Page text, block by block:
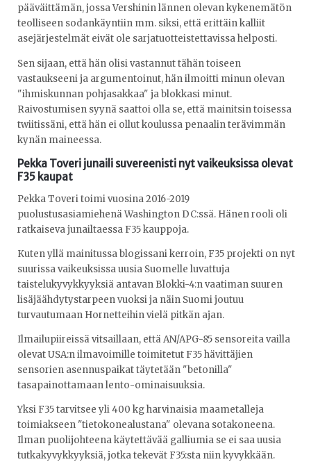
pääväittämän, jossa Vershinin lännen olevan kykenemätön
teolliseen sodankäyntiin mm. siksi, että erittäin kalliit
asejärjestelmät eivät ole sarjatuotteistettavissa helposti.
Sen sijaan, että hän olisi vastannut tähän toiseen
vastaukseeni ja argumentoinut, hän ilmoitti minun olevan
"ihmiskunnan pohjasakkaa" ja blokkasi minut.
Raivostumisen syynä saattoi olla se, että mainitsin toisessa
twiitissäni, että hän ei ollut koulussa penaalin terävimmän
kynän maineessa.
Pekka Toveri junaili suvereenisti nyt vaikeuksissa olevat
F35 kaupat
Pekka Toveri toimi vuosina 2016-2019
puolustusasiamiehenä Washington DC:ssä. Hänen rooli oli
ratkaiseva junailtaessa F35 kauppoja.
Kuten yllä mainitussa blogissani kerroin, F35 projekti on nyt
suurissa vaikeuksissa uusia Suomelle luvattuja
taistelukyvykkyyksiä antavan Blokki-4:n vaatiman suuren
lisäjäähdytystarpeen vuoksi ja näin Suomi joutuu
turvautumaan Hornetteihin vielä pitkän ajan.
Ilmailupiireissä vitsaillaan, että AN/APG-85 sensoreita vailla
olevat USA:n ilmavoimille toimitetut F35 hävittäjien
sensorien asennuspaikat täytetään "betonilla"
tasapainottamaan lento-ominaisuuksia.
Yksi F35 tarvitsee yli 400 kg harvinaisia maametalleja
toimiakseen "tietokonealustana" olevana sotakoneena.
Ilman puolijohteena käytettävää galliumia se ei saa uusia
tutkakyvykkyyksiä, jotka tekevät F35:sta niin kyvykkään.